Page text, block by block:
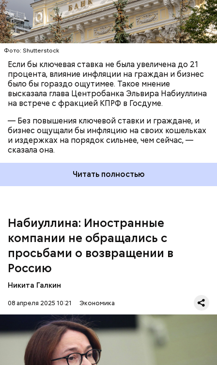
Фото: Shutterstock
Если бы ключевая ставка не была увеличена до 21
процента, влияние инфляции на граждан и бизнес
было бы гораздо ощутимее. Такое мнение
высказала глава Центробанка Эльвира Набиуллина
на встрече с фракцией КПРФ в Госдуме.
— Без повышения ключевой ставки и граждане, и
бизнес ощущали бы инфляцию на своих кошельках
и издержках на порядок сильнее, чем сейчас, —
сказала она.
Читать полностью
Набиуллина: Иностранные
компании не обращались с
просьбами о возвращении в
Россию
Никита Галкин
08 апреля 2025 10:21 Экономика